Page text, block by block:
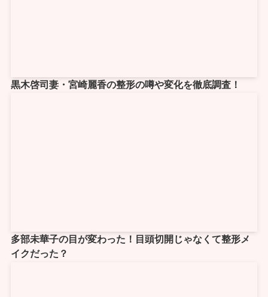
黒木啓司妻・宮崎麗香の整形の噂や変化を徹底調査！
多部未華子の目が変わった！目頭切開じゃなくて整形メ
イクだった？